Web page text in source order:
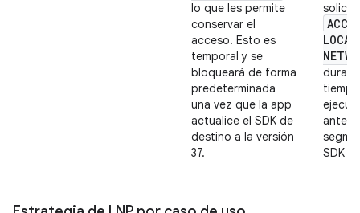
lo que les permite
conservar el
acceso. Esto es
temporal y se
bloqueará de forma
predeterminada
una vez que la app
actualice el SDK de
destino a la versión
37.
LOCAL
antes
SDK